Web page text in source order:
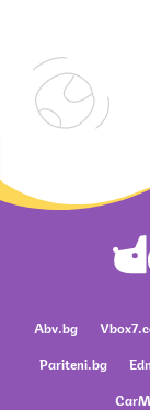
Abv.bg
Pariteni.bg